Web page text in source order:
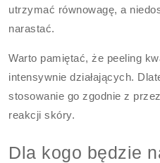
utrzymać równowagę, a
narastać.
Warto pamiętać, że peeling
intensywnie działających.
stosowanie go zgodnie z
reakcji skóry.
Dla kogo będzie